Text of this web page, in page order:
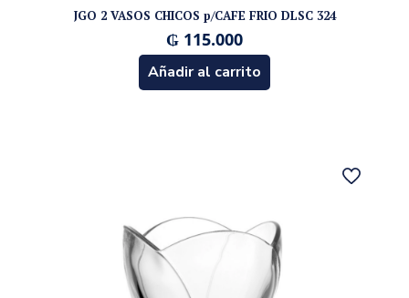
JGO 2 VASOS CHICOS p/CAFE FRIO DLSC 324
₲ 115.000
Añadir al carrito